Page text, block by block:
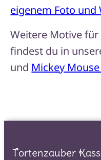
eigenem Foto und
Weitere Motive
findest du in
und Mickey
Tortenzauber